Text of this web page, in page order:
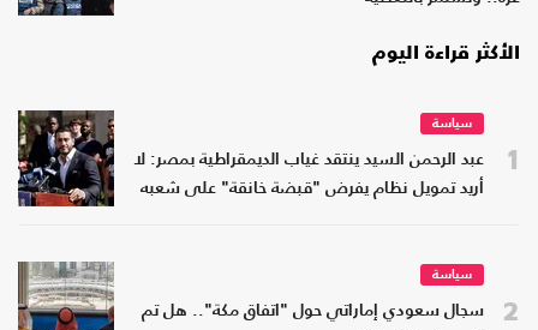
الأكثر قراءة اليوم
1
سياسة
عبد الرحمن السيد ينتقد غياب الديمقراطية بمصر: لا
أريد تمويل نظام يفرض "قبضة خانقة" على شعبه
2
سياسة
سجال سعودي إماراتي حول "اتفاق مكة".. هل تم